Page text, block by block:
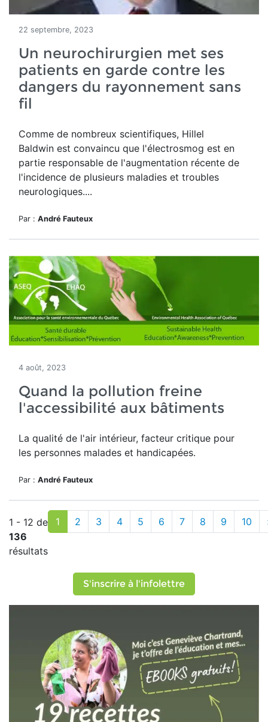
22 septembre, 2023
Un neurochirurgien met ses
patients en garde contre les
dangers du rayonnement sans
fil
Comme de nombreux scientifiques, Hillel
Baldwin est convaincu que l'électrosmog est en
partie responsable de l'augmentation récente de
l'incidence de plusieurs maladies et troubles
neurologiques....
Par : André Fauteux
4 août, 2023
Quand la pollution freine
l'accessibilité aux bâtiments
La qualité de l'air intérieur, facteur critique pour
les personnes malades et handicapées.
Par : André Fauteux
1 - 12 de
136
résultats
1 2 3 4 5 6 7 8 9 10
S'inscrire à l'infolettre